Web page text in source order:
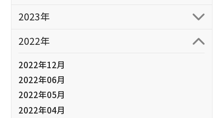
2023年
2022年
2022年12月
2022年06月
2022年05月
2022年04月